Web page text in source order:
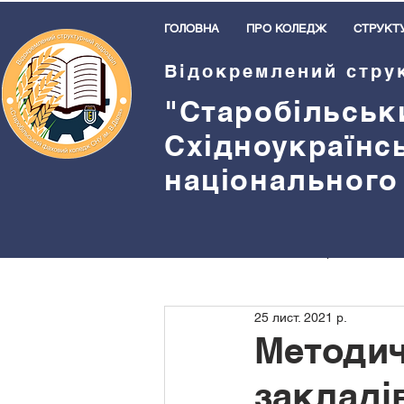
ГОЛОВНА ПРО КОЛЕДЖ
Бібліотека Спорт
Студентське самоврядування
25 лист. 2021 р.
Відокремлений